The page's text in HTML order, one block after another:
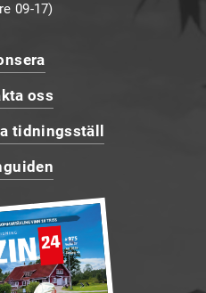
09-17)
oss
tidningsställ